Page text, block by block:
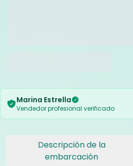
Marina Estrella
Vendedor profesional verificado
Descripción de la
embarcación